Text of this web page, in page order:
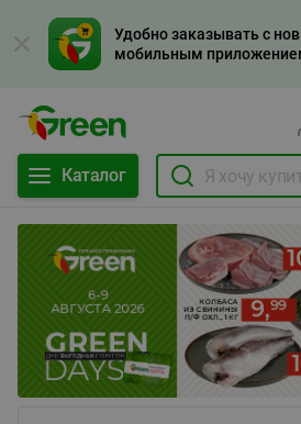
Удобно заказывать с
мобильным
Каталог